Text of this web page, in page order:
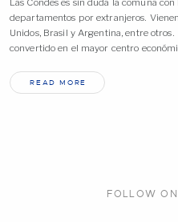
Las Condes es sin duda la comuna
departamentos por extranjeros.
Unidos, Brasil y Argentina, entre
convertido en el mayor centro
READ MORE
FOLLOW ON